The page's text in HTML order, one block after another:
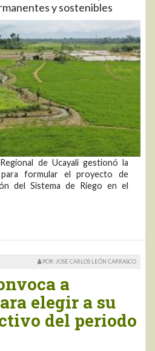
y sostenibles
de Ucayali gestionó la
formular el proyecto de
del Sistema de Riego en el
POR: JOSÉ CARLOS LEÓN CARRASCO
a
elegir a su
del periodo